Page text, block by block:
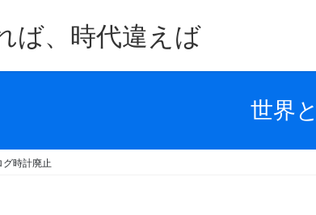
ば、時代違えば
世界
グ時計廃止